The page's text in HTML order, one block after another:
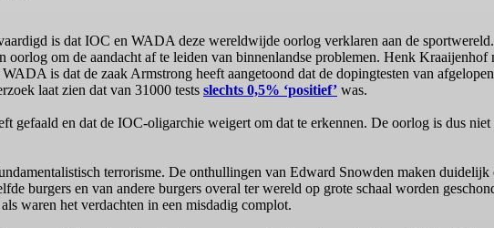
is dat IOC en WADA deze wereldwijde oorlog verklaren aan de
oorlog om de aandacht af te leiden van binnenlandse problemen. Henk Kraaijenhof
WADA is dat de zaak Armstrong heeft aangetoond dat de dopingtesten van
laat zien dat van 31000 tests slechts 0,5% ‘positief’ was.
gefaald en dat de IOC-oligarchie weigert om dat te erkennen. De oorlog is dus
terrorisme. De onthullingen van Edward Snowden maken duidelijk
burgers en van andere burgers overal ter wereld op grote schaal worden
waren het verdachten in een misdadig complot.